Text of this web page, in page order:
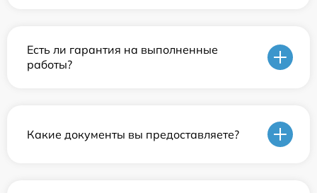
Есть ли гарантия на выполненные
работы?
Какие документы вы предоставляете?